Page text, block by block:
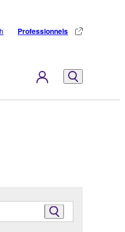
Professionnels